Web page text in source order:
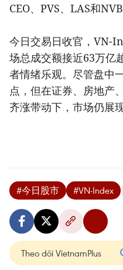
CEO、PVS、LAS和NVB
今日交易日收官，VN-
场总成交额接近63万亿
者情绪乐观。尽管盘中
点，但在证券、房地产
齐涨带动下，市场仍展
#今日股市 #VN-Index
Theo dõi VietnamPlus